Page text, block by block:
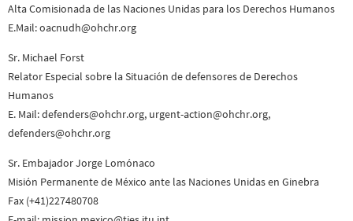
Alta Comisionada de las Naciones Unidas para los Derechos Humanos
E.Mail: oacnudh@ohchr.org
Sr. Michael Forst
Relator Especial sobre la Situación de defensores de Derechos
Humanos
E. Mail: defenders@ohchr.org, urgent-action@ohchr.org,
defenders@ohchr.org
Sr. Embajador Jorge Lomónaco
Misión Permanente de México ante las Naciones Unidas en Ginebra
Fax (+41)227480708